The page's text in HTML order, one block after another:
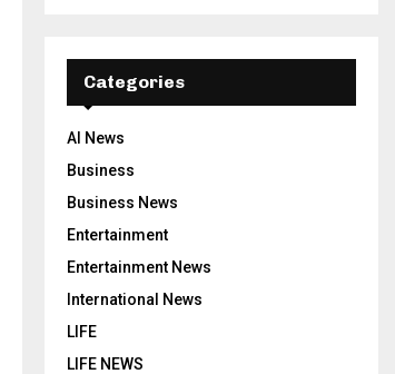
Categories
AI News
Business
Business News
Entertainment
Entertainment News
International News
LIFE
LIFE NEWS